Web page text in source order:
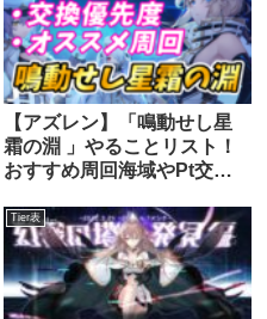
【アズレン】「鳴動せし星
霜の淵 」やることリスト！
おすすめ周回海域やPt交換
ト】
Tier表